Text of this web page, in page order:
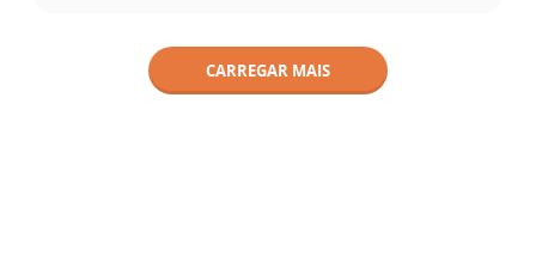
CARREGAR MAIS